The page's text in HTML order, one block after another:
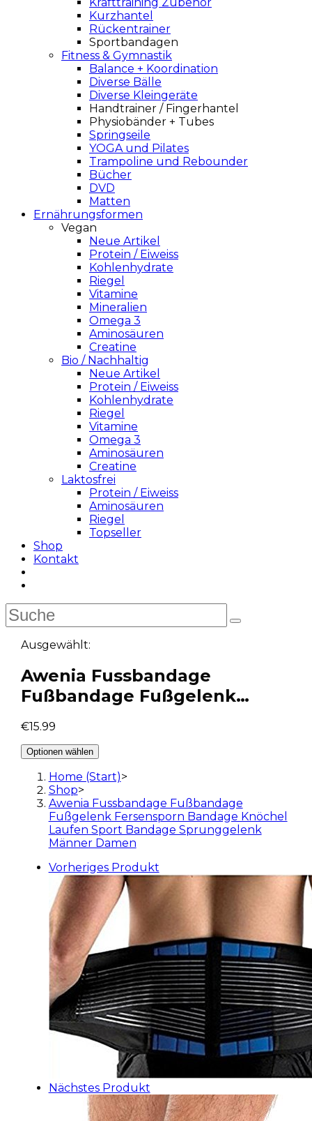
Kurzhantel
Rückentrainer
Sportbandagen
Fitness & Gymnastik
Balance + Koordination
Diverse Bälle
Diverse Kleingeräte
Handtrainer / Fingerhantel
Physiobänder + Tubes
Springseile
YOGA und Pilates
Trampoline und Rebounder
Bücher
DVD
Matten
Ernährungsformen
Vegan
Neue Artikel
Protein / Eiweiss
Kohlenhydrate
Riegel
Vitamine
Mineralien
Omega 3
Aminosäuren
Creatine
Bio / Nachhaltig
Neue Artikel
Protein / Eiweiss
Kohlenhydrate
Riegel
Vitamine
Omega 3
Aminosäuren
Creatine
Laktosfrei
Protein / Eiweiss
Aminosäuren
Riegel
Topseller
Shop
Kontakt
Ausgewählt:
Awenia Fussbandage
Fußbandage Fußgelenk…
€15.99
Optionen wählen
Home (Start)>
Shop>
Awenia Fussbandage Fußbandage
Fußgelenk Fersensporn Bandage Knöchel
Laufen Sport Bandage Sprunggelenk
Männer Damen
Vorheriges Produkt
Nächstes Produkt